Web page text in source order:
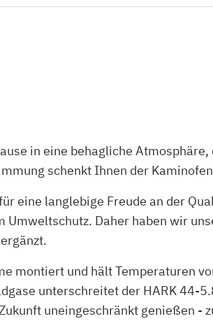
in eine behagliche
schenkt Ihnen der
eine langlebige Freude an der
Umweltschutz. Daher haben wir
montiert und hält Temperaturen
unterschreitet der HARK 44-
uneingeschränkt genießen